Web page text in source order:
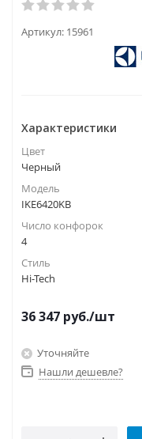
Артикул: 15961
Характеристики
Цвет
Черный
Модель
IKE6420KB
Число конфорок
4
Стиль
Hi-Tech
36 347 руб./шт
Уточняйте
Нашли дешевле?